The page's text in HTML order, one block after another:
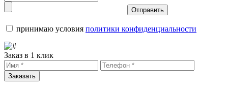
Отправить
принимаю условия политики конфиденциальности
Заказ в 1 клик
Заказать